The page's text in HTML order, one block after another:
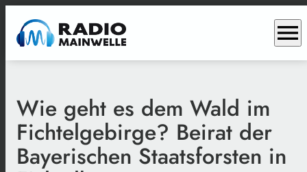
menu
Wie geht es dem Wald im
Fichtelgebirge? Beirat der
Bayerischen Staatsforsten in